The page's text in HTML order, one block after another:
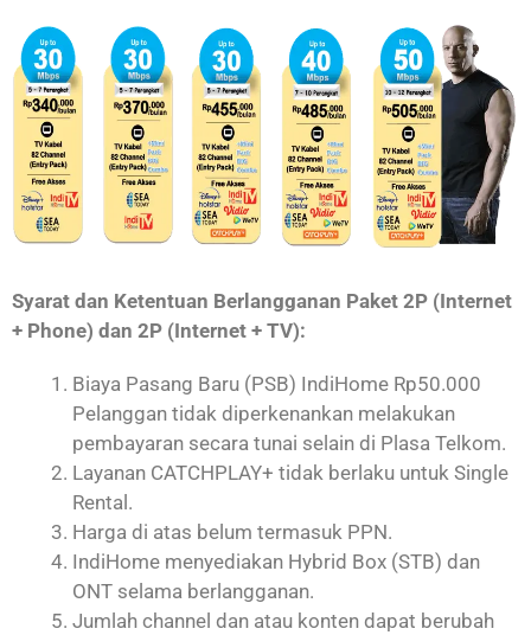
Syarat dan Ketentuan Berlangganan Paket 2P (Internet
+ Phone) dan 2P (Internet + TV):
Biaya Pasang Baru (PSB) IndiHome Rp50.000
Pelanggan tidak diperkenankan melakukan
pembayaran secara tunai selain di Plasa Telkom.
Layanan CATCHPLAY+ tidak berlaku untuk Single
Rental.
Harga di atas belum termasuk PPN.
IndiHome menyediakan Hybrid Box (STB) dan
ONT selama berlangganan.
Jumlah channel dan atau konten dapat berubah